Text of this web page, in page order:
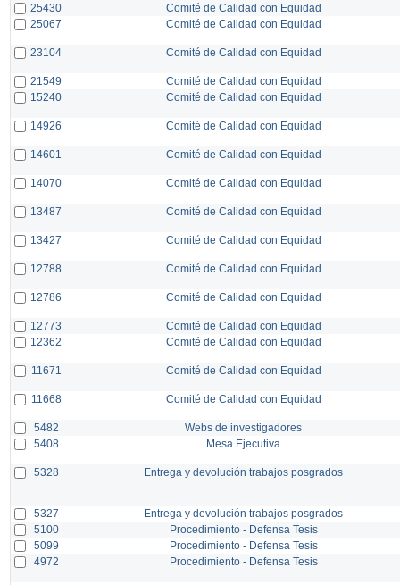
25430
Comité de Calidad con Equidad
25067
Comité de Calidad con Equidad
23104 Comité de Calidad con Equidad
21549
Comité de Calidad con Equidad
15240
Comité de Calidad con Equidad
14926 Comité de Calidad con Equidad
14601 Comité de Calidad con Equidad
14070 Comité de Calidad con Equidad
13487 Comité de Calidad con Equidad
13427 Comité de Calidad con Equidad
12788 Comité de Calidad con Equidad
12786 Comité de Calidad con Equidad
12773
Comité de Calidad con Equidad
12362
Comité de Calidad con Equidad
11671 Comité de Calidad con Equidad
11668 Comité de Calidad con Equidad
5482
Webs de investigadores
5408
Mesa Ejecutiva
5328 Entrega y devolución trabajos posgrados
5327
Entrega y devolución trabajos posgrados
5100
Procedimiento - Defensa Tesis
5099
Procedimiento - Defensa Tesis
4972
Procedimiento - Defensa Tesis